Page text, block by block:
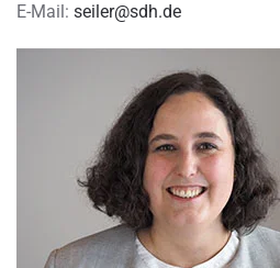
E-Mail: seiler@sdh.de